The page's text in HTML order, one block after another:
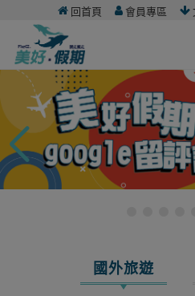
回首頁 會員專區
國外旅遊